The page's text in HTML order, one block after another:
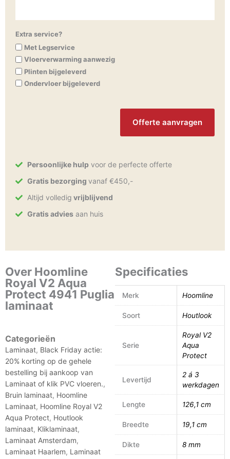
Extra service?
Met Legservice
Vloerverwarming aanwezig
Plinten bijgeleverd
Ondervloer bijgeleverd
Persoonlijke hulpvoor de perfecte offerte
Gratis bezorging vanaf €450,-
Altijd volledig vrijblijvend
Gratis adviesaan huis
Over Hoomline
Royal V2 Aqua
Protect 4941 Puglia
laminaat
Categorieën
Laminaat, Black Friday actie:
20% korting op de gehele
bestelling bij aankoop van
Laminaat of klik PVC vloeren.,
Bruin laminaat, Hoomline
Laminaat, Hoomline Royal V2
Aqua Protect, Houtlook
laminaat, Kliklaminaat,
Laminaat Amsterdam,
Laminaat Haarlem, Laminaat
Specificaties
Merk Hoomline
Soort Houtlook
Serie
Royal V2
Aqua
Protect
Levertijd
2 á 3
werkdagen
Lengte 126,1 cm
Breedte 19,1 cm
Dikte 8 mm